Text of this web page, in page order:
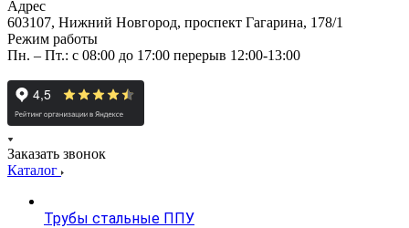
Адрес
603107, Нижний Новгород, проспект Гагарина, 178/1
Режим работы
Пн. – Пт.: с 08:00 до 17:00 перерыв 12:00-13:00
Заказать звонок
Каталог
Трубы стальные ППУ